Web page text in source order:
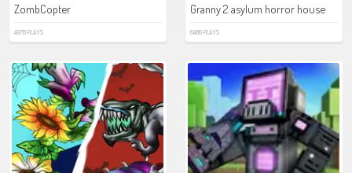
ZombCopter
4978 PLAYS
Granny 2 asylum horror house
6486 PLAYS